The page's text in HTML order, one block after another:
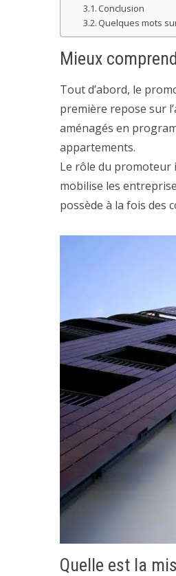
Conclusion
Quelques mots
Mieux
Tout d’abord, le
première repose sur
aménagés en
appartements.
Le rôle du promoteur
mobilise les
possède à la fois des
Quelle est la